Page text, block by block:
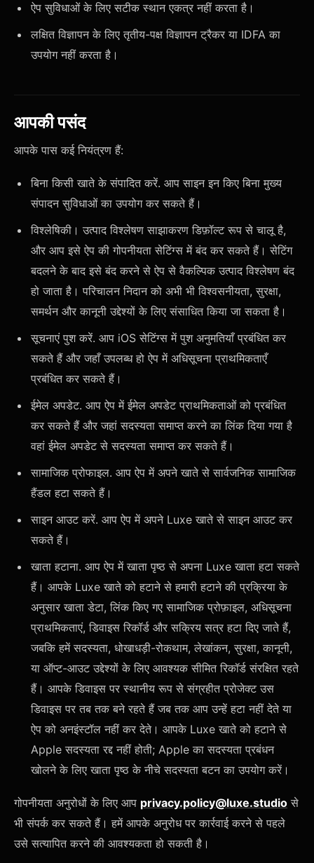
ऐप सुविधाओं के लिए सटीक स्थान एकत्र नहीं करता है।
लक्षित विज्ञापन के लिए तृतीय-पक्ष विज्ञापन ट्रैकर या IDFA का
उपयोग नहीं करता है।
आपकी पसंद
आपके पास कई नियंत्रण हैं:
बिना किसी खाते के संपादित करें. आप साइन इन किए बिना मुख्य
संपादन सुविधाओं का उपयोग कर सकते हैं।
विश्लेषिकी। उत्पाद विश्लेषण साझाकरण डिफ़ॉल्ट रूप से चालू है,
और आप इसे ऐप की गोपनीयता सेटिंग्स में बंद कर सकते हैं। सेटिंग
बदलने के बाद इसे बंद करने से ऐप से वैकल्पिक उत्पाद विश्लेषण बंद
हो जाता है। परिचालन निदान को अभी भी विश्वसनीयता, सुरक्षा,
समर्थन और कानूनी उद्देश्यों के लिए संसाधित किया जा सकता है।
सूचनाएं पुश करें. आप iOS सेटिंग्स में पुश अनुमतियाँ प्रबंधित कर
सकते हैं और जहाँ उपलब्ध हो ऐप में अधिसूचना प्राथमिकताएँ
प्रबंधित कर सकते हैं।
ईमेल अपडेट. आप ऐप में ईमेल अपडेट प्राथमिकताओं को प्रबंधित
कर सकते हैं और जहां सदस्यता समाप्त करने का लिंक दिया गया है
वहां ईमेल अपडेट से सदस्यता समाप्त कर सकते हैं।
सामाजिक प्रोफाइल. आप ऐप में अपने खाते से सार्वजनिक सामाजिक
हैंडल हटा सकते हैं।
साइन आउट करें. आप ऐप में अपने Luxe खाते से साइन आउट कर
सकते हैं।
खाता हटाना. आप ऐप में खाता पृष्ठ से अपना Luxe खाता हटा सकते
हैं। आपके Luxe खाते को हटाने से हमारी हटाने की प्रक्रिया के
अनुसार खाता डेटा, लिंक किए गए सामाजिक प्रोफ़ाइल, अधिसूचना
प्राथमिकताएं, डिवाइस रिकॉर्ड और सक्रिय सत्र हटा दिए जाते हैं,
जबकि हमें सदस्यता, धोखाधड़ी-रोकथाम, लेखांकन, सुरक्षा, कानूनी,
या ऑप्ट-आउट उद्देश्यों के लिए आवश्यक सीमित रिकॉर्ड संरक्षित रहते
हैं। आपके डिवाइस पर स्थानीय रूप से संग्रहीत प्रोजेक्ट उस
डिवाइस पर तब तक बने रहते हैं जब तक आप उन्हें हटा नहीं देते या
ऐप को अनइंस्टॉल नहीं कर देते। आपके Luxe खाते को हटाने से
Apple सदस्यता रद्द नहीं होती; Apple का सदस्यता प्रबंधन
खोलने के लिए खाता पृष्ठ के नीचे सदस्यता बटन का उपयोग करें।
गोपनीयता अनुरोधों के लिए आप privacy.policy@luxe.studio से
भी संपर्क कर सकते हैं। हमें आपके अनुरोध पर कार्रवाई करने से पहले
उसे सत्यापित करने की आवश्यकता हो सकती है।